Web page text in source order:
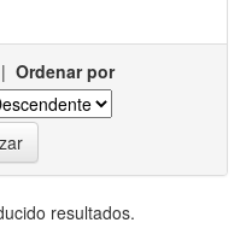
| Ordenar por
resultados.